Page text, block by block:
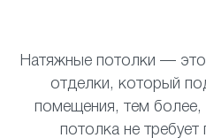
Натяжные потолки —
отделки, который
помещения, тем более,
потолка не требует